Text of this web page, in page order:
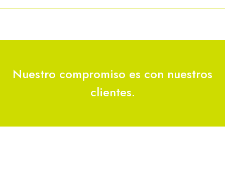
Nuestro compromiso es con nuestros
clientes.